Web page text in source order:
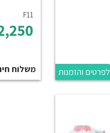
לפרטים והזמנות
F11
משלוח